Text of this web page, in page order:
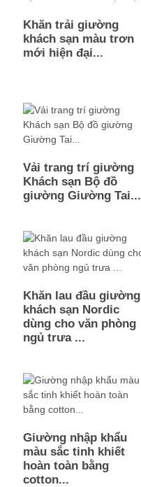
Khăn trải giường
khách sạn màu trơn
mới hiện đại...
Vải trang trí giường
Khách sạn Bộ đồ
giường Giường Tai...
Khăn lau đầu giường
khách sạn Nordic
dùng cho văn phòng
ngủ trưa ...
Giường nhập khẩu
màu sắc tinh khiết
hoàn toàn bằng
cotton...